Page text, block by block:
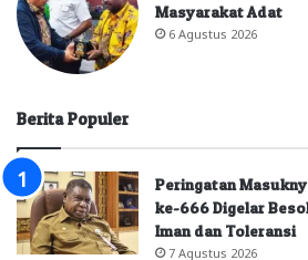
Masyarakat Adat
6 Agustus 2026
Berita Populer
Peringatan
ke-666 Digelar
Iman dan Toleransi
7 Agustus 2026